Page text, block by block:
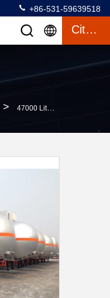
+86-531-59639518
Citaat
> 47000 Liter 3 Assen Brandstoftank Aanhangwagen Transport Vloeibare Aardolie